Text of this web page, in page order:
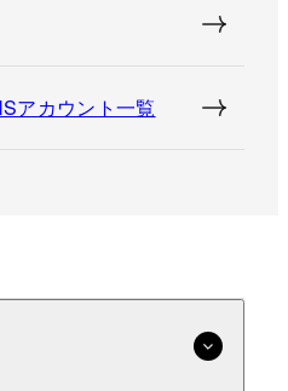
アカウント一覧